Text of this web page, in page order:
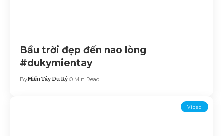
Bầu trời đẹp đến nao lòng
#dukymientay
ByMiền Tây Du Ký 0 Min Read
Video